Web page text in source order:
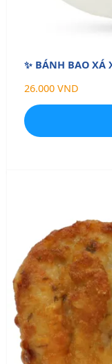
✨ BÁNH BAO XÁ
26.000 VND